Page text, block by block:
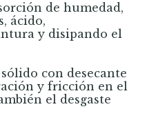
de humedad,
ácido,
y disipando el
con desecante
y fricción en el
el desgaste